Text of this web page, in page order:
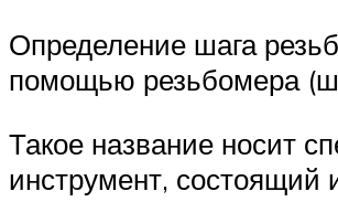
Определение шага
помощью резьбомера
Такое название носит
инструмент, состоящий